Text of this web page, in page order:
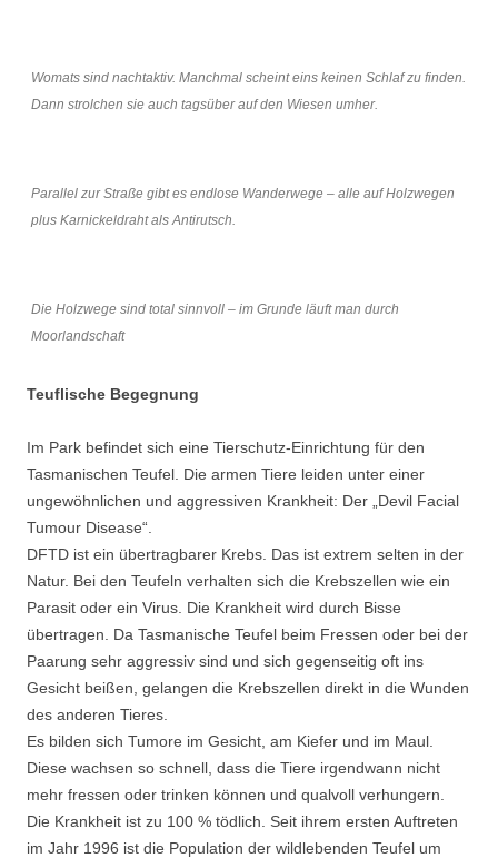
Womats sind nachtaktiv. Manchmal scheint eins keinen Schlaf zu finden.
Dann strolchen sie auch tagsüber auf den Wiesen umher.
Parallel zur Straße gibt es endlose Wanderwege – alle auf Holzwegen
plus Karnickeldraht als Antirutsch.
Die Holzwege sind total sinnvoll – im Grunde läuft man durch
Moorlandschaft
Teuflische Begegnung
Im Park befindet sich eine Tierschutz-Einrichtung für den
Tasmanischen Teufel. Die armen Tiere leiden unter einer
ungewöhnlichen und aggressiven Krankheit: Der „Devil Facial
Tumour Disease“.
DFTD ist ein übertragbarer Krebs. Das ist extrem selten in der
Natur. Bei den Teufeln verhalten sich die Krebszellen wie ein
Parasit oder ein Virus. Die Krankheit wird durch Bisse
übertragen. Da Tasmanische Teufel beim Fressen oder bei der
Paarung sehr aggressiv sind und sich gegenseitig oft ins
Gesicht beißen, gelangen die Krebszellen direkt in die Wunden
des anderen Tieres.
Es bilden sich Tumore im Gesicht, am Kiefer und im Maul.
Diese wachsen so schnell, dass die Tiere irgendwann nicht
mehr fressen oder trinken können und qualvoll verhungern.
Die Krankheit ist zu 100 % tödlich. Seit ihrem ersten Auftreten
im Jahr 1996 ist die Population der wildlebenden Teufel um